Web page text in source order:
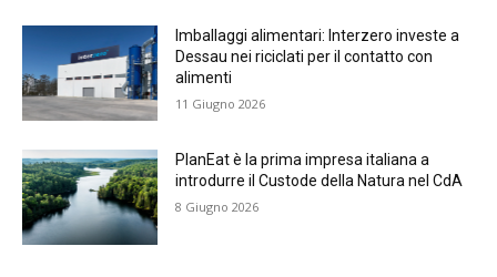
Imballaggi alimentari: Interzero investe a
Dessau nei riciclati per il contatto con
alimenti
11 Giugno 2026
PlanEat è la prima impresa italiana a
introdurre il Custode della Natura nel CdA
8 Giugno 2026